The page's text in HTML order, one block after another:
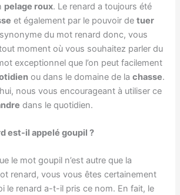
pelage roux. Le renard a toujours été
et également par le pouvoir detuer
du mot renard donc, vous
moment où vous souhaitez parler du
exceptionnel que l’on peut facilement
ou dans le domaine de lachasse.
nous vous encourageant à utiliser ce
dans le quotidien.
est-il appelé goupil ?
le mot goupil n’est autre que la
renard, vous vous êtes certainement
le renard a-t-il pris ce nom. En fait, le